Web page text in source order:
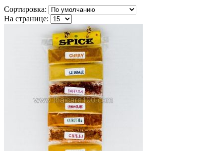
Сортировка:
На странице: